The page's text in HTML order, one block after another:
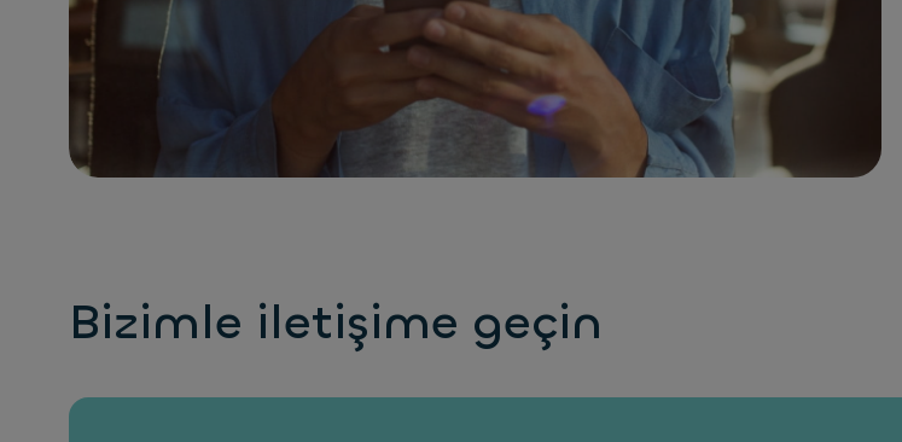
Bizimle iletişime geçin